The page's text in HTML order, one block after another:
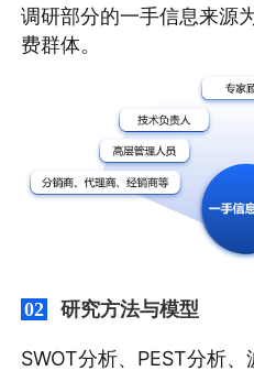
调研部分的一手信息来源
费群体。
02 研究方法与模型
SWOT分析、PEST分析